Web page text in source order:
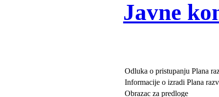
Javne
Odluka o pristupanju Plana
Informacije o izradi Plana
Obrazac za predloge